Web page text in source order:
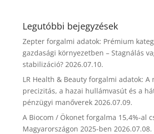
Legutóbbi bejegyzések
Zepter forgalmi adatok: Prémium
gazdasági környezetben – Stagnálás
stabilizáció? 2026.07.10.
LR Health & Beauty forgalmi adatok: A
precizitás, a hazai hullámvasút és a
pénzügyi manőverek 2026.07.09.
A Biocom / Ökonet forgalma 15,4%-al
Magyarországon 2025-ben 2026.07.08.